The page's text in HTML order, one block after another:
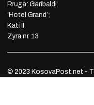
Rruga: Garibaldi;
‘Hotel Grand’;
Kati II
Zyra nr. 13
© 2023 KosovaPost.net -